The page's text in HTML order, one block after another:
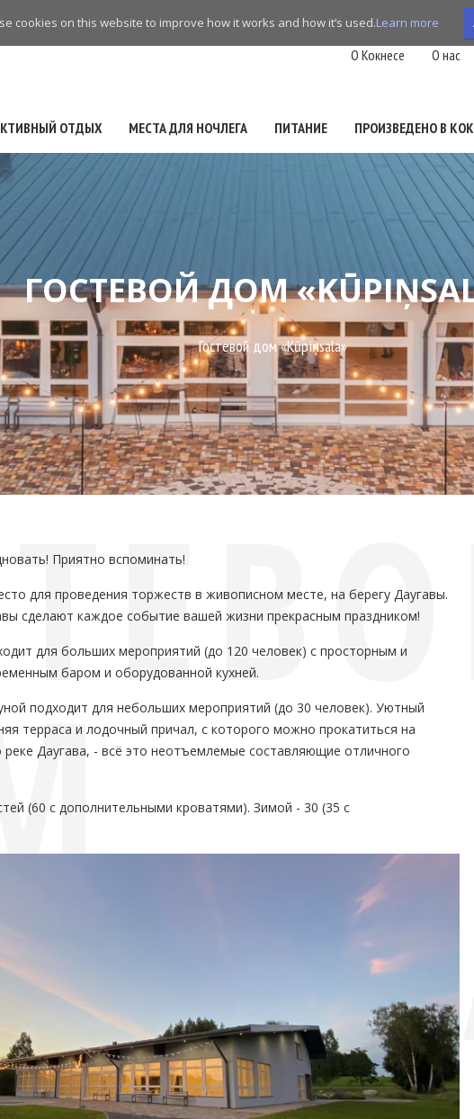
cookies on this website to improve how it works and how it’s used.Learn more
O Кокнесе О нас
ОТДЫХ МЕСТА ДЛЯ НОЧЛЕГА ПИТАНИЕ ПРОИЗВЕДЕНО В
ГОСТЕВОЙ ДОМ
Гостевой дом «Kūpiņsala»
Приятно вспоминать!
для проведения торжеств в живописном месте, на берегу Даугавы.
сделают каждое событие вашей жизни прекрасным праздником!
для больших мероприятий (до 120 человек) с просторным и
баром и оборудованной кухней.
подходит для небольших мероприятий (до 30 человек). Уютный
терраса и лодочный причал, с которого можно прокатиться на
реке Даугава, - всё это неотъемлемые составляющие отличного
(60 с дополнительными кроватями). Зимой - 30 (35 с